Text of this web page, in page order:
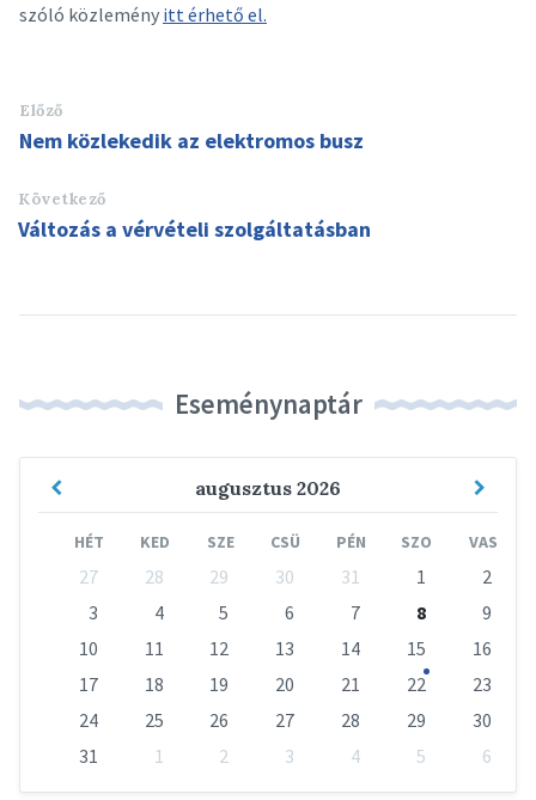
szóló közlemény itt érhető el.
Előző
Nem közlekedik az elektromos busz
Következő
Változás a vérvételi szolgáltatásban
Eseménynaptár
augusztus 2026
Previous
HÉT KED SZE CSÜ PÉN SZO VAS
calendar
27 28 29 30 31 1
2
3
4 5 6 7 8
9
10
11 12 13 14 15
16
17
18 19 20 21 22
23
24
25 26 27 28 29
30
31
1 2 3 4 5
6